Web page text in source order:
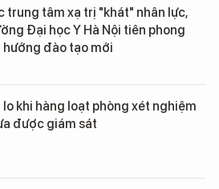
trung tâm xạ trị "khát" nhân lực,
Đại học Y Hà Nội tiên phong
hướng đào tạo mới
lo khi hàng loạt phòng xét nghiệm
được giám sát